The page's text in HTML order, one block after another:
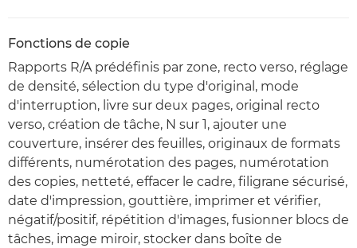
Fonctions de copie
Rapports R/A prédéfinis par zone, recto verso, réglage
de densité, sélection du type d'original, mode
d'interruption, livre sur deux pages, original recto
verso, création de tâche, N sur 1, ajouter une
couverture, insérer des feuilles, originaux de formats
différents, numérotation des pages, numérotation
des copies, netteté, effacer le cadre, filigrane sécurisé,
date d'impression, gouttière, imprimer et vérifier,
négatif/positif, répétition d'images, fusionner blocs de
tâches, image miroir, stocker dans boîte de